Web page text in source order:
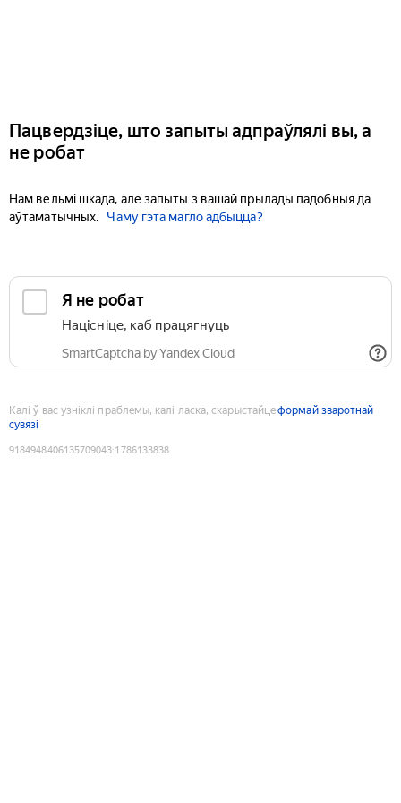
Пацвердзіце, што запыты адпраўлялі вы, а
не робат
Нам вельмі шкада, але запыты з вашай прылады падобныя да
аўтаматычных.
Чаму гэта магло адбыцца?
Я не робат
Націсніце, каб працягнуць
SmartCaptcha by Yandex Cloud
Калі ў вас узніклі праблемы, калі ласка, скарыстайцеформай зваротнай
сувязі
9184948406135709043:1786133838